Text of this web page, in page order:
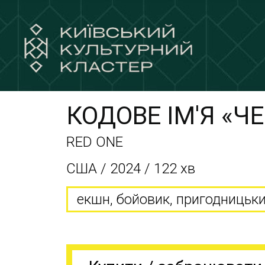
КОДОВЕ ІМ'Я
RED ONE
США / 2024 / 122 хв
екшн, бойовик,